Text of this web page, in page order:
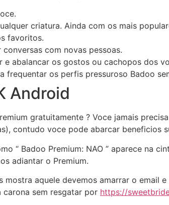
criatura. Ainda com os mais
favoritos.
com novas pessoas.
e abalancar os gostos ou cachopos dos
frequentar os perfis pressuroso Badoo
Android
gratuitamente ? Voce jamais
contudo voce pode abarcar beneficios
“ Badoo Premium: NAO ” aparece na
adiantar o Premium.
mostra aquele devemos amarrar o
carona sem resgatar por https://